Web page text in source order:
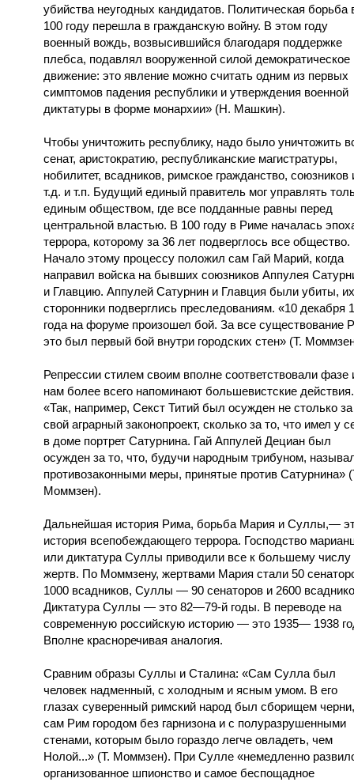
убийства неугодных кандидатов. Политическая борьба
100 году перешла в гражданскую войну. В этом году
военный вождь, возвысившийся благодаря поддержке
плебса, подавлял вооруженной силой демократическое
движение: это явление можно считать одним из первых
симптомов падения республики и утверждения военной
диктатуры в форме монархии» (Н. Машкин).
Чтобы уничтожить республику, надо было уничтожить
сенат, аристократию, республиканские магистратуры,
нобилитет, всадников, римское гражданство, союзников
т.д. и т.п. Будущий единый правитель мог управлять
единым обществом, где все подданные равны перед
центральной властью. В 100 году в Риме началась
террора, которому за 36 лет подверглось все общество.
Начало этому процессу положил сам Гай Марий, когда
направил войска на бывших союзников Аппулея
и Главцию. Аппулей Сатурнин и Главция были убиты, их
сторонники подверглись преследованиям. «10 декабря
года на форуме произошел бой. За все существование
это был первый бой внутри городских стен» (Т.
Репрессии стилем своим вполне соответствовали фазе
нам более всего напоминают большевистские действия.
«Так, например, Секст Титий был осужден не столько за
свой аграрный законопроект, сколько за то, что имел у
в доме портрет Сатурнина. Гай Аппулей Дециан был
осужден за то, что, будучи народным трибуном,
противозаконными меры, принятые против Сатурнина»
Моммзен).
Дальнейшая история Рима, борьба Мария и Суллы,—
история всепобеждающего террора. Господство
или диктатура Суллы приводили все к большему числу
жертв. По Моммзену, жертвами Мария стали 50
1000 всадников, Суллы — 90 сенаторов и 2600
Диктатура Суллы — это 82—79-й годы. В переводе на
современную российскую историю — это 1935— 1938
Вполне красноречивая аналогия.
Сравним образы Суллы и Сталина: «Сам Сулла был
человек надменный, с холодным и ясным умом. В его
глазах суверенный римский народ был сборищем
сам Рим городом без гарнизона и с полуразрушенными
стенами, которым было гораздо легче овладеть, чем
Нолой...» (Т. Моммзен). При Сулле «немедленно
организованное шпионство и самое беспощадное